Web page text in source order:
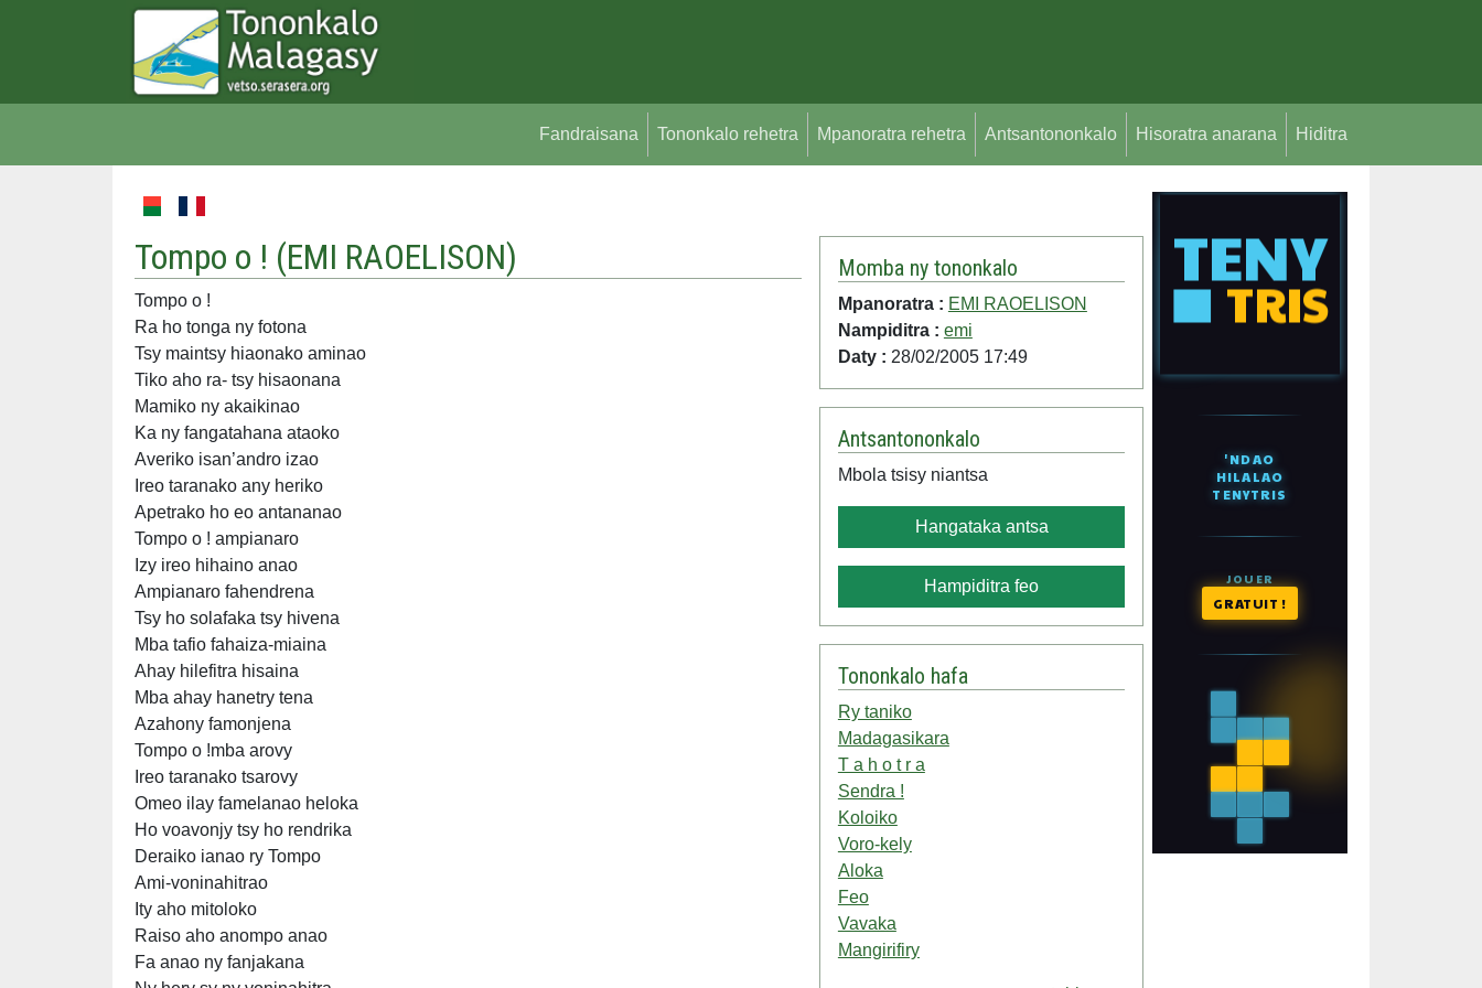
Fandraisana Tononkalo rehetra Mpanoratra rehetra Antsantononkalo Hisoratra anarana Hiditra
Tompo o ! (EMI RAOELISON)
Tompo o !
Ra ho tonga ny fotona
Tsy maintsy hiaonako aminao
Tiko aho ra- tsy hisaonana
Mamiko ny akaikinao
Ka ny fangatahana ataoko
Averiko isan’andro izao
Ireo taranako any heriko
Apetrako ho eo antananao
Tompo o ! ampianaro
Izy ireo hihaino anao
Ampianaro fahendrena
Tsy ho solafaka tsy hivena
Mba tafio fahaiza-miaina
Ahay hilefitra hisaina
Mba ahay hanetry tena
Azahony famonjena
Tompo o !mba arovy
Ireo taranako tsarovy
Omeo ilay famelanao heloka
Ho voavonjy tsy ho rendrika
Deraiko ianao ry Tompo
Ami-voninahitrao
Ity aho mitoloko
Raiso aho anompo anao
Fa anao ny fanjakana
Momba ny tononkalo
Mpanoratra : EMI RAOELISON
Nampiditra : emi
Daty : 28/02/2005 17:49
Antsantononkalo
Mbola tsisy niantsa
Hangataka antsa
Hampiditra feo
Tononkalo hafa
Ry taniko
Madagasikara
T a h o t r a
Sendra !
Koloiko
Voro-kely
Aloka
Feo
Vavaka
Mangirifiry